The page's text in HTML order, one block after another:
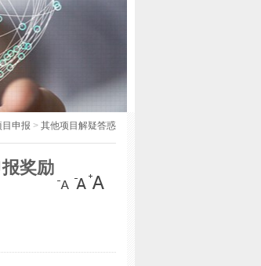
申报 > 其他项目解疑答惑
奖励